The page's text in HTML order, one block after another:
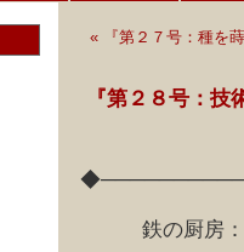
« 『第２７号：種を
『第２８号：
鉄の厨房：